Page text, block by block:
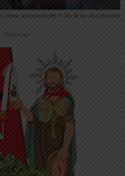
cohete anunciador del 6º Día de las Asociaciones
-- Publicidad --